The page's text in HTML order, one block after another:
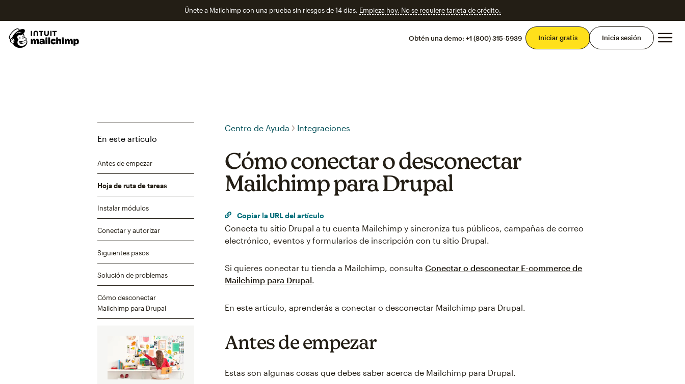
Únete a Mailchimp con una prueba sin riesgos de 14 días. Empieza hoy. No se requiere tarjeta de crédito.
Obtén una demo: +1 (800) 315-5939 Iniciar gratis Inicia sesión
En este artículo
Antes de empezar
Hoja de ruta de tareas
Instalar módulos
Conectar y autorizar
Siguientes pasos
Solución de problemas
Cómo desconectar
Mailchimp para Drupal
Centro de Ayuda Integraciones
Cómo conectar o desconectar
Mailchimp para Drupal
Copiar la URL del artículo
Conecta tu sitio Drupal a tu cuenta Mailchimp y sincroniza tus públicos, campañas de correo
electrónico, eventos y formularios de inscripción con tu sitio Drupal.
Si quieres conectar tu tienda a Mailchimp, consultaConectar o desconectar E-commerce de
Mailchimp para Drupal.
En este artículo, aprenderás a conectar o desconectar Mailchimp para Drupal.
Antes de empezar
Estas son algunas cosas que debes saber acerca de Mailchimp para Drupal.